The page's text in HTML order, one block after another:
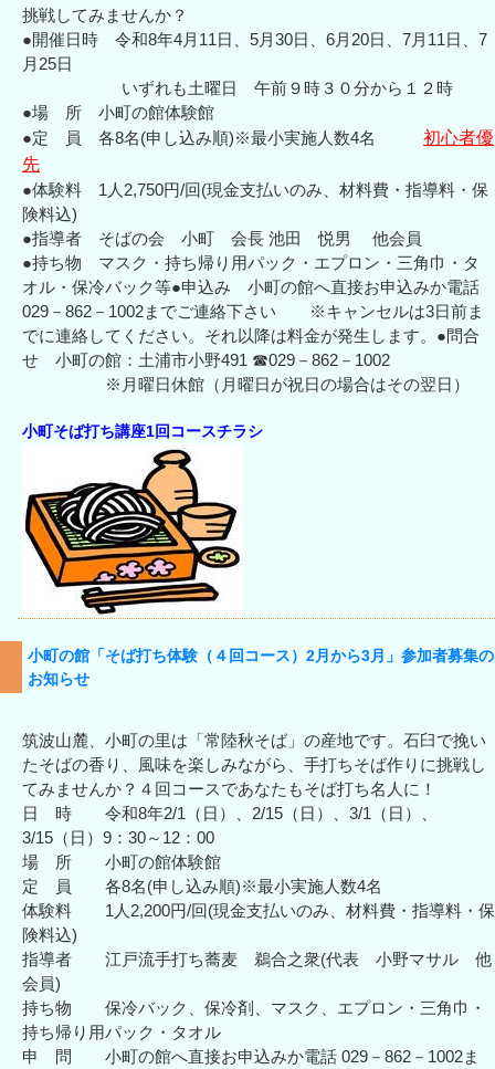
挑戦してみませんか？
●開催日時 令和8年4月11日、5月30日、6月20日、7月11日、7
月25日
いずれも土曜日 午前９時３０分から１２時
●場 所 小町の館体験館
●定 員 各8名(申し込み順)※最小実施人数4名
初心者優
先
●体験料 1人2,750円/回(現金支払いのみ、材料費・指導料・保
険料込)
●指導者 そばの会 小町 会長 池田 悦男 他会員
●持ち物 マスク・持ち帰り用パック・エプロン・三角巾・タ
オル・保冷バック等●申込み 小町の館へ直接お申込みか電話
029－862－1002までご連絡下さい ※キャンセルは3日前ま
でに連絡してください。それ以降は料金が発生します。●問合
せ 小町の館：土浦市小野491 ☎029－862－1002
※月曜日休館（月曜日が祝日の場合はその翌日）
小町そば打ち講座1回コースチラシ
小町の館「そば打ち体験（４回コース）2月から3月」参加者募集の
お知らせ
筑波山麓、小町の里は「常陸秋そば」の産地です。石臼で挽い
たそばの香り、風味を楽しみながら、手打ちそば作りに挑戦し
てみませんか？４回コースであなたもそば打ち名人に！
日 時 令和8年2/1（日）、2/15（日）、3/1（日）、
3/15（日）9：30～12：00
場 所 小町の館体験館
定 員 各8名(申し込み順)※最小実施人数4名
体験料 1人2,200円/回(現金支払いのみ、材料費・指導料・保
険料込)
指導者 江戸流手打ち蕎麦 鵜合之衆(代表 小野マサル 他
会員)
持ち物 保冷バック、保冷剤、マスク、エプロン・三角巾・
持ち帰り用パック・タオル
申 問 小町の館へ直接お申込みか電話 029－862－1002ま